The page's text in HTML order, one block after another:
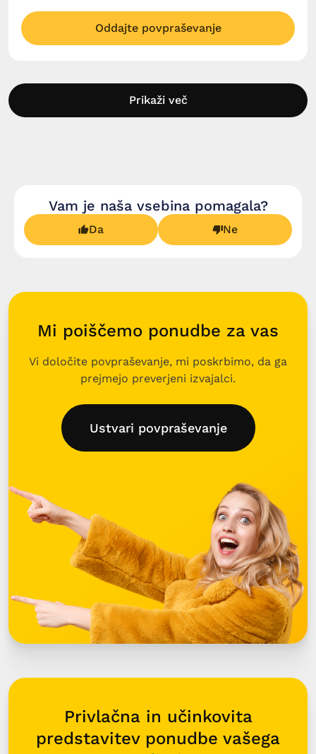
Oddajte povpraševanje
Prikaži več
Vam je naša vsebina pomagala?
Da Ne
Mi poiščemo ponudbe za vas
Vi določite povpraševanje, mi poskrbimo, da ga
prejmejo preverjeni izvajalci.
Ustvari povpraševanje
Privlačna in učinkovita
predstavitev ponudbe vašega